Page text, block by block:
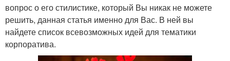
вопрос о его стилистике, который Вы никак не можете
решить, данная статья именно для Вас. В ней вы
найдете список всевозможных идей для тематики
корпоратива.